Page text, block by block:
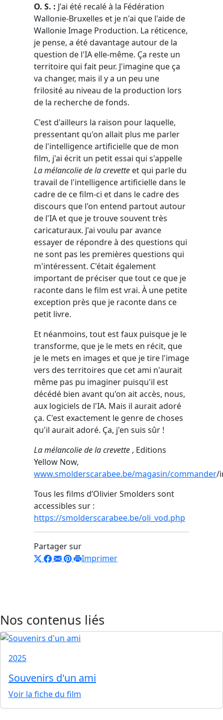
O. S. : J'ai été recalé à la Fédération
Wallonie-Bruxelles et je n'ai que l'aide de
Wallonie Image Production. La réticence,
je pense, a été davantage autour de la
question de l'IA elle-même. Ça reste un
territoire qui fait peur. J'imagine que ça
va changer, mais il y a un peu une
frilosité au niveau de la production lors
de la recherche de fonds.
C'est d'ailleurs la raison pour laquelle,
pressentant qu'on allait plus me parler
de l'intelligence artificielle que de mon
film, j'ai écrit un petit essai qui s'appelle
La mélancolie de la crevette et qui parle du
travail de l'intelligence artificielle dans le
cadre de ce film-ci et dans le cadre des
discours que l'on entend partout autour
de l'IA et que je trouve souvent très
caricaturaux. J'ai voulu par avance
essayer de répondre à des questions qui
ne sont pas les premières questions qui
m'intéressent. C'était également
important de préciser que tout ce que je
raconte dans le film est vrai. À une petite
exception près que je raconte dans ce
petit livre.
Et néanmoins, tout est faux puisque je le
transforme, que je le mets en récit, que
je le mets en images et que je tire l'image
vers des territoires que cet ami n'aurait
même pas pu imaginer puisqu'il est
décédé bien avant qu'on ait accès, nous,
aux logiciels de l'IA. Mais il aurait adoré
ça. C'est exactement le genre de choses
qu'il aurait adoré. Ça, j'en suis sûr !
La mélancolie de la crevette , Editions
Yellow Now,
www.smolderscarabee.be/magasin/commander/
Tous les films d’Olivier Smolders sont
accessibles sur :
https://smolderscarabee.be/oli_vod.php
Partager sur
Imprimer
Nos contenus liés
2025
Souvenirs d'un ami
Voir la fiche du film